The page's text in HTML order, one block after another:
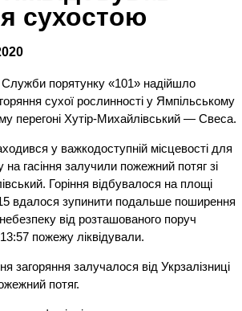
сухостою
порятунку «101» надійшло
сухої рослинності у Ямпільському
перегоні Хутір-Михайлівський — Свеса.
у важкодоступній місцевості для
на гасіння залучили пожежний потяг зі
Горіння відбувалося на площі
вдалося зупинити подальше поширення
від розташованого поруч
пожежу ліквідували.
загоряння залучалося від Укрзалізниці
потяг.